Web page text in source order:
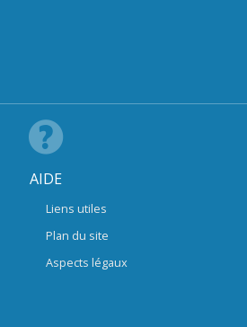
AIDE
Liens utiles
Plan du site
Aspects légaux